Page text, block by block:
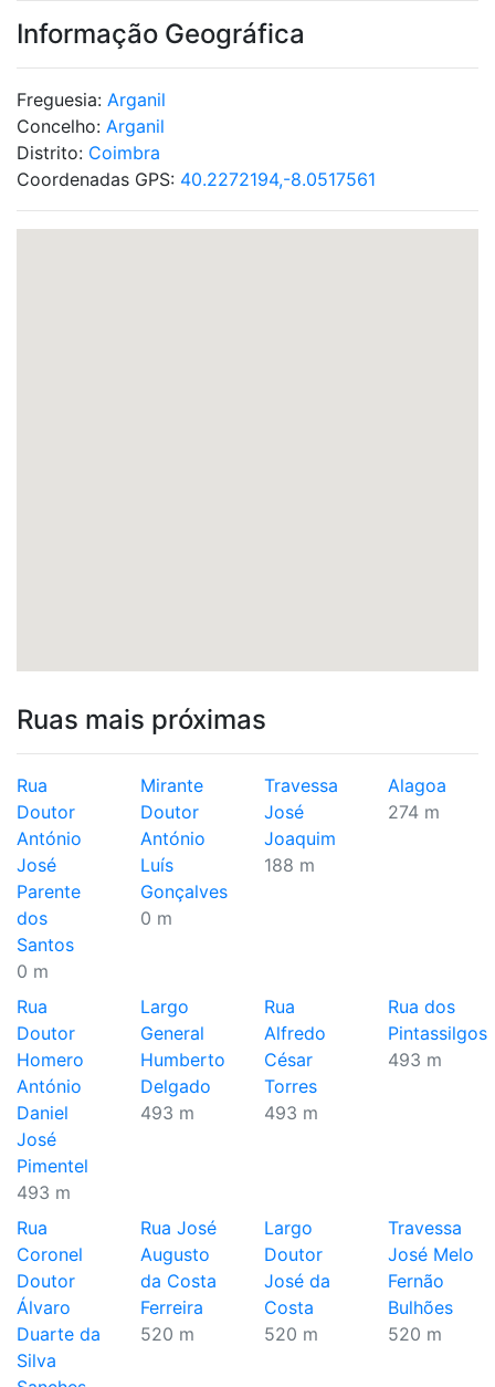
Informação Geográfica
Freguesia: Arganil
Concelho: Arganil
Distrito: Coimbra
Coordenadas GPS: 40.2272194,-8.0517561
Ruas mais próximas
Rua
Doutor
António
José
Parente
dos
Santos
0 m
Mirante
Doutor
António
Luís
Gonçalves
0 m
Travessa
José
Joaquim
188 m
Alagoa
274 m
Rua
Doutor
Homero
António
Daniel
José
Pimentel
493 m
Largo
General
Humberto
Delgado
493 m
Rua
Alfredo
César
Torres
493 m
Rua dos
Pintassilgos
493 m
Rua
Coronel
Doutor
Álvaro
Duarte da
Silva
Rua José
Augusto
da Costa
Ferreira
520 m
Largo
Doutor
José da
Costa
520 m
Travessa
José Melo
Fernão
Bulhões
520 m